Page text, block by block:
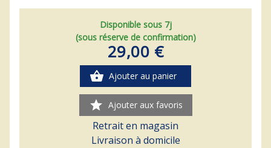
Disponible sous 7j
(sous réserve de confirmation)
29,00 €
shopping_basket Ajouter au panier
star Ajouter aux favoris
Retrait en magasin
Livraison à domicile